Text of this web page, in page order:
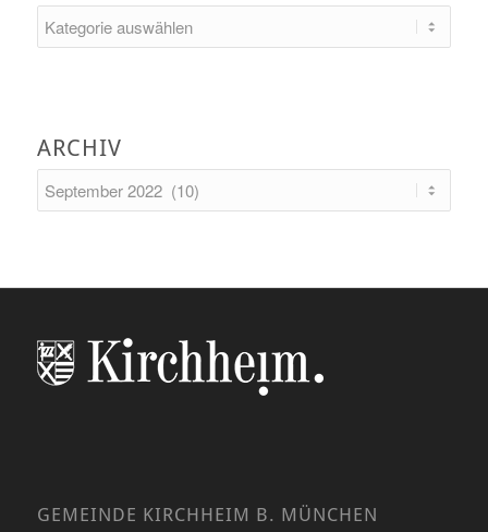
ARCHIV
GEMEINDE KIRCHHEIM B. MÜNCHEN